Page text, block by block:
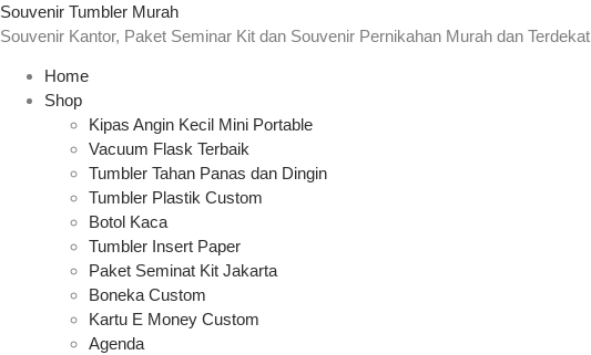
Souvenir Tumbler Murah
Souvenir Kantor, Paket Seminar Kit dan Souvenir Pernikahan Murah dan Terdekat
Home
Shop
Kipas Angin Kecil Mini Portable
Vacuum Flask Terbaik
Tumbler Tahan Panas dan Dingin
Tumbler Plastik Custom
Botol Kaca
Tumbler Insert Paper
Paket Seminat Kit Jakarta
Boneka Custom
Kartu E Money Custom
Agenda